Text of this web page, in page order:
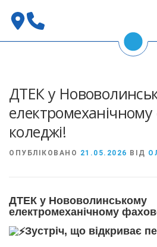
ДТЕК у
коледжі!
ОПУБЛІКОВАНО 21.05.2026 ВІД
ДТЕК у Нововолинському
електромеханічному
Зустріч, що відкриває